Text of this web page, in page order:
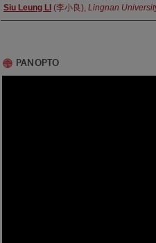
Siu Leung LI (李小良), Lingnan